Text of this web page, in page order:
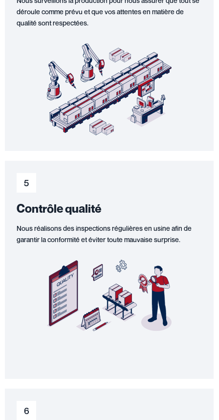
déroule comme prévu et que vos attentes en matière de
qualité sont respectées.
5
Contrôle qualité
Nous réalisons des inspections régulières en usine afin de
garantir la conformité et éviter toute mauvaise surprise.
6